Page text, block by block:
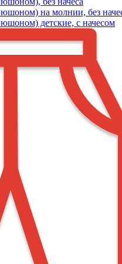
на молнии, без
детские, с начесом